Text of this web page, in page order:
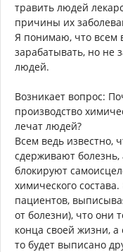
травить людей
причины их
Я понимаю, что всем
зарабатывать, но не
людей.
Возникает вопрос:
производство
лечат людей?
Всем ведь известно,
сдерживают болезнь,
блокируют
химического
пациентов,
от болезни), что они
конца своей жизни, а
то будет выписано